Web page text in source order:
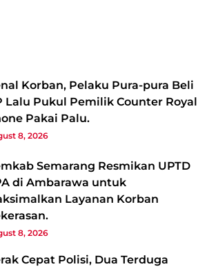
Korban, Pelaku Pura-pura Beli
Lalu Pukul Pemilik Counter Royal
Pakai Palu.
8, 2026
Semarang Resmikan UPTD
di Ambarawa untuk
Layanan Korban
8, 2026
Cepat Polisi, Dua Terduga